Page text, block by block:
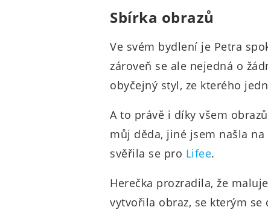
Sbírka obrazů
Ve svém bydlení je Petra
zároveň se ale nejedná o
obyčejný styl, ze kterého
A to právě i díky všem
můj děda, jiné jsem našla
svěřila se pro Lifee.
Herečka prozradila, že
vytvořila obraz, se kterým